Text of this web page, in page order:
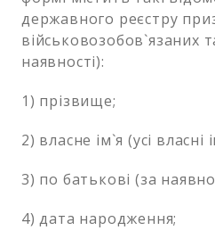
державного реєстру
військовозобов`язаних
наявності):
1) прізвище;
2) власне ім`я (усі власні
3) по батькові (за
4) дата народження;